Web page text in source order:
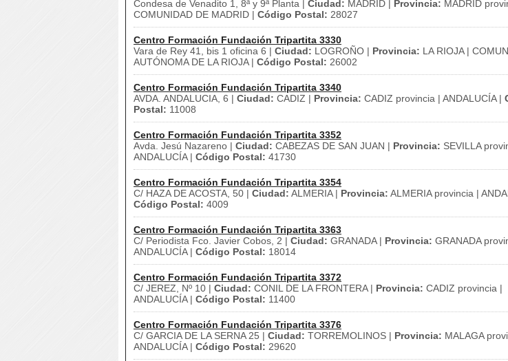
Condesa de Venadito 1, 8ª y 9ª Planta | Ciudad: MADRID | Provincia: MADRID
COMUNIDAD DE MADRID | Código Postal: 28027
Centro Formación Fundación Tripartita 3330
Vara de Rey 41, bis 1 oficina 6 | Ciudad: LOGROÑO | Provincia: LA RIOJA |
AUTÓNOMA DE LA RIOJA | Código Postal: 26002
Centro Formación Fundación Tripartita 3340
AVDA. ANDALUCIA, 6 | Ciudad: CADIZ | Provincia: CADIZ provincia | ANDALUCÍA |
Postal: 11008
Centro Formación Fundación Tripartita 3352
Avda. Jesú Nazareno | Ciudad: CABEZAS DE SAN JUAN | Provincia: SEVILLA
ANDALUCÍA | Código Postal: 41730
Centro Formación Fundación Tripartita 3354
C/ HAZA DE ACOSTA, 50 | Ciudad: ALMERIA | Provincia: ALMERIA provincia |
Código Postal: 4009
Centro Formación Fundación Tripartita 3363
C/ Periodista Fco. Javier Cobos, 2 | Ciudad: GRANADA | Provincia: GRANADA
ANDALUCÍA | Código Postal: 18014
Centro Formación Fundación Tripartita 3372
C/ JEREZ, Nº 10 | Ciudad: CONIL DE LA FRONTERA | Provincia: CADIZ provincia |
ANDALUCÍA | Código Postal: 11400
Centro Formación Fundación Tripartita 3376
C/ GARCIA DE LA SERNA 25 | Ciudad: TORREMOLINOS | Provincia: MALAGA
ANDALUCÍA | Código Postal: 29620